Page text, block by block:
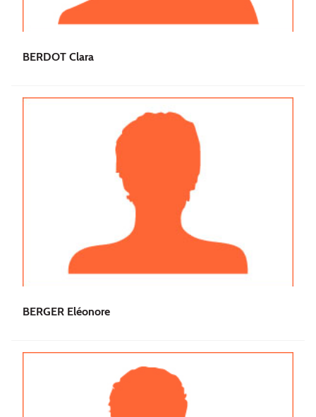
BERDOT Clara
BERGER Eléonore